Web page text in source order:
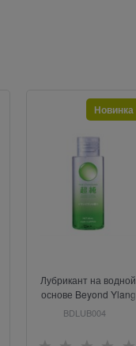
Лубрикант на водной
основе Beyond Ylang
Ylang Aroma Lotion, 60
BDLUB004
Новинка